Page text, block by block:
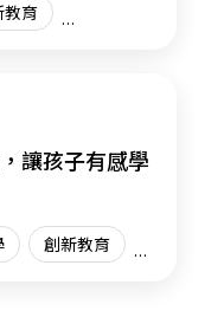
教育
讓孩子有感學
創新教育